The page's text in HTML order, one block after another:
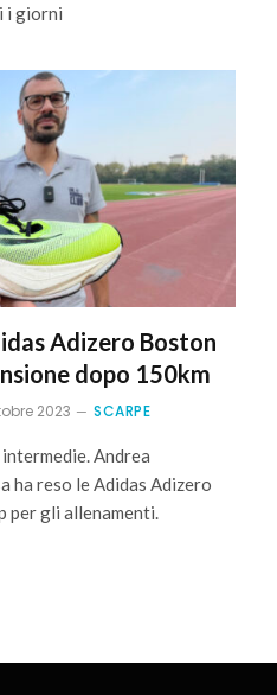
i giorni
Adizero Boston
dopo 150km
2023 SCARPE
Andrea
ha reso le Adidas Adizero
per gli allenamenti.